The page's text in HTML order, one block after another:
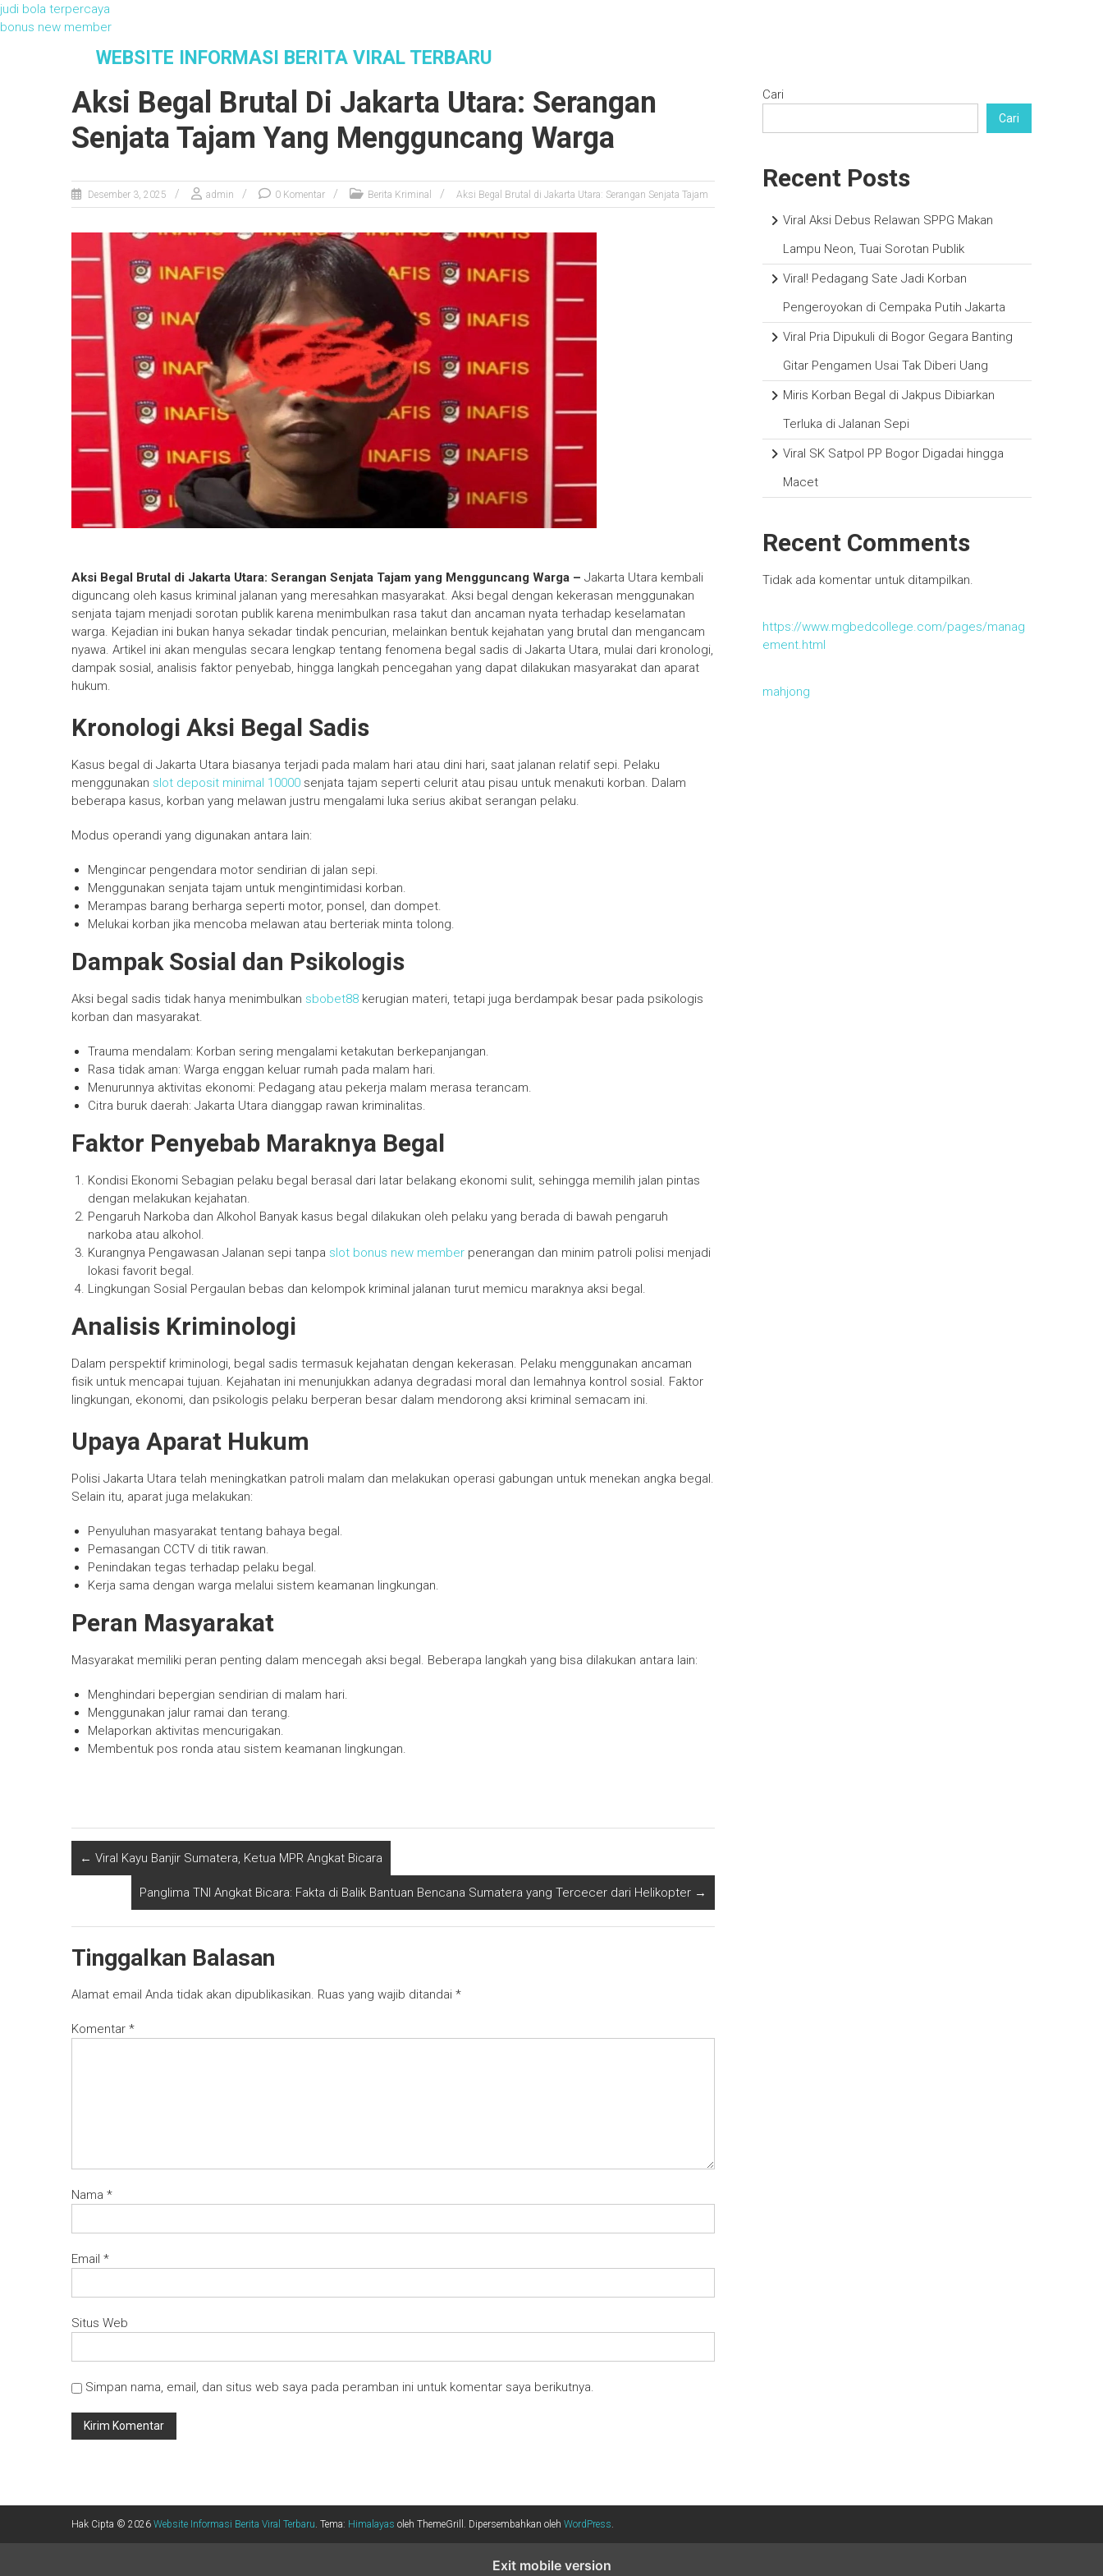
judi bola terpercaya
bonus new member
WEBSITE INFORMASI BERITA VIRAL TERBARU
Aksi Begal Brutal Di Jakarta Utara: Serangan
Senjata Tajam Yang Mengguncang Warga
Desember 3, 2025 admin 0 Komentar Berita Kriminal Aksi Begal Brutal di Jakarta Utara: Serangan Senjata Tajam
Aksi Begal Brutal di Jakarta Utara: Serangan Senjata Tajam yang Mengguncang Warga – Jakarta Utara kembali
diguncang oleh kasus kriminal jalanan yang meresahkan masyarakat. Aksi begal dengan kekerasan menggunakan
senjata tajam menjadi sorotan publik karena menimbulkan rasa takut dan ancaman nyata terhadap keselamatan
warga. Kejadian ini bukan hanya sekadar tindak pencurian, melainkan bentuk kejahatan yang brutal dan mengancam
nyawa. Artikel ini akan mengulas secara lengkap tentang fenomena begal sadis di Jakarta Utara, mulai dari kronologi,
dampak sosial, analisis faktor penyebab, hingga langkah pencegahan yang dapat dilakukan masyarakat dan aparat
hukum.
Kronologi Aksi Begal Sadis
Kasus begal di Jakarta Utara biasanya terjadi pada malam hari atau dini hari, saat jalanan relatif sepi. Pelaku
menggunakan slot deposit minimal 10000 senjata tajam seperti celurit atau pisau untuk menakuti korban. Dalam
beberapa kasus, korban yang melawan justru mengalami luka serius akibat serangan pelaku.
Modus operandi yang digunakan antara lain:
Mengincar pengendara motor sendirian di jalan sepi.
Menggunakan senjata tajam untuk mengintimidasi korban.
Merampas barang berharga seperti motor, ponsel, dan dompet.
Melukai korban jika mencoba melawan atau berteriak minta tolong.
Dampak Sosial dan Psikologis
Aksi begal sadis tidak hanya menimbulkan sbobet88 kerugian materi, tetapi juga berdampak besar pada psikologis
korban dan masyarakat.
Trauma mendalam: Korban sering mengalami ketakutan berkepanjangan.
Rasa tidak aman: Warga enggan keluar rumah pada malam hari.
Menurunnya aktivitas ekonomi: Pedagang atau pekerja malam merasa terancam.
Citra buruk daerah: Jakarta Utara dianggap rawan kriminalitas.
Faktor Penyebab Maraknya Begal
Kondisi Ekonomi Sebagian pelaku begal berasal dari latar belakang ekonomi sulit, sehingga memilih jalan pintas
dengan melakukan kejahatan.
Pengaruh Narkoba dan Alkohol Banyak kasus begal dilakukan oleh pelaku yang berada di bawah pengaruh
narkoba atau alkohol.
Kurangnya Pengawasan Jalanan sepi tanpa slot bonus new member penerangan dan minim patroli polisi menjadi
lokasi favorit begal.
Lingkungan Sosial Pergaulan bebas dan kelompok kriminal jalanan turut memicu maraknya aksi begal.
Analisis Kriminologi
Dalam perspektif kriminologi, begal sadis termasuk kejahatan dengan kekerasan. Pelaku menggunakan ancaman
fisik untuk mencapai tujuan. Kejahatan ini menunjukkan adanya degradasi moral dan lemahnya kontrol sosial. Faktor
lingkungan, ekonomi, dan psikologis pelaku berperan besar dalam mendorong aksi kriminal semacam ini.
Upaya Aparat Hukum
Polisi Jakarta Utara telah meningkatkan patroli malam dan melakukan operasi gabungan untuk menekan angka begal.
Selain itu, aparat juga melakukan:
Penyuluhan masyarakat tentang bahaya begal.
Pemasangan CCTV di titik rawan.
Penindakan tegas terhadap pelaku begal.
Kerja sama dengan warga melalui sistem keamanan lingkungan.
Peran Masyarakat
Masyarakat memiliki peran penting dalam mencegah aksi begal. Beberapa langkah yang bisa dilakukan antara lain:
Menghindari bepergian sendirian di malam hari.
Menggunakan jalur ramai dan terang.
Melaporkan aktivitas mencurigakan.
Membentuk pos ronda atau sistem keamanan lingkungan.
← Viral Kayu Banjir Sumatera, Ketua MPR Angkat Bicara
Panglima TNI Angkat Bicara: Fakta di Balik Bantuan Bencana Sumatera yang Tercecer dari Helikopter →
Tinggalkan Balasan
Alamat email Anda tidak akan dipublikasikan. Ruas yang wajib ditandai *
Komentar *
Nama *
Email *
Situs Web
Simpan nama, email, dan situs web saya pada peramban ini untuk komentar saya berikutnya.
Cari
Cari
Recent Posts
Viral Aksi Debus Relawan SPPG Makan
Lampu Neon, Tuai Sorotan Publik
Viral! Pedagang Sate Jadi Korban
Pengeroyokan di Cempaka Putih Jakarta
Viral Pria Dipukuli di Bogor Gegara Banting
Gitar Pengamen Usai Tak Diberi Uang
Miris Korban Begal di Jakpus Dibiarkan
Terluka di Jalanan Sepi
Viral SK Satpol PP Bogor Digadai hingga
Macet
Recent Comments
Tidak ada komentar untuk ditampilkan.
https://www.mgbedcollege.com/pages/manag
ement.html
mahjong
Hak Cipta © 2026 Website Informasi Berita Viral Terbaru. Tema: Himalayas oleh ThemeGrill. Dipersembahkan oleh WordPress.
Exit mobile version